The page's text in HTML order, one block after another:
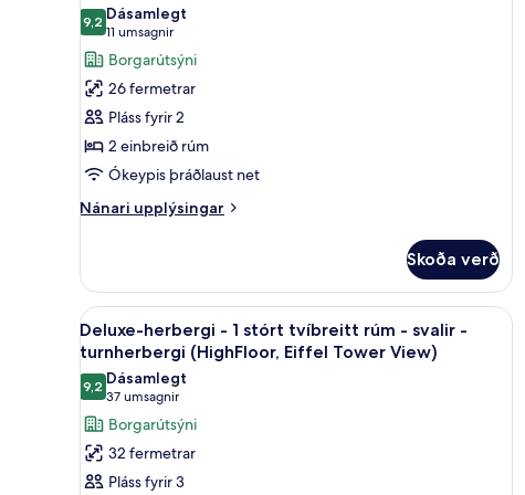
View)
svalir
(2
twin
and
sofabed,
Eiffel
View)
fyrir
Superior-
herbergi
-
2
einbreið
rúm
(High
Tower
View)
9,29,2 af 10
Dásamlegt
11 umsagnir
(11
umsagnir)
Borgarútsýni
26 fermetrar
Pláss fyrir 2
2 einbreið rúm
Ókeypis þráðlaust net
Nánari upplýsingar
Nánari
herbergi
2
einbreið
(High
Floor,
Eiffel
Tower
View)
Skoða verð
Skoða
allar
myndir
fyrir
Deluxe-
herbergi
-
4
Deluxe-herbergi - 1 stórt tvíbreitt rúm - svalir -
turnherbergi (HighFloor, Eiffel Tower View)
9,29,2 af 10
Dásamlegt
37 umsagnir
(37
umsagnir)
Borgarútsýni
32 fermetrar
Pláss fyrir 3